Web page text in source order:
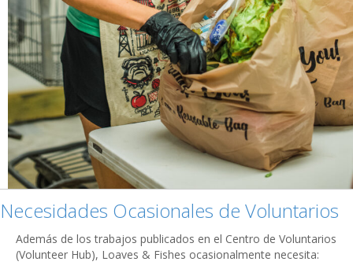
Necesidades Ocasionales de Voluntarios
Además de los trabajos publicados en el Centro de Voluntarios
(Volunteer Hub), Loaves & Fishes ocasionalmente necesita: